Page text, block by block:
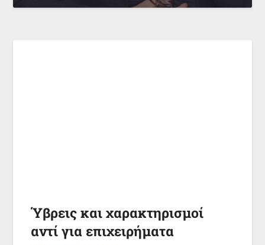
Ύβρεις και χαρακτηρισμοί
αντί για επιχειρήματα